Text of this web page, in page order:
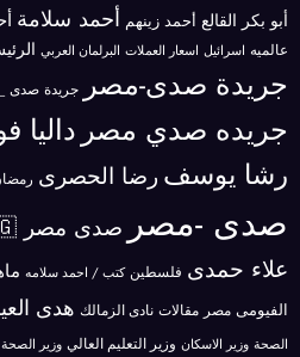
أبو بكر القالع أحمد زينهم أحمد سلامة
عالميه اسرائيل اسعار العملات البرلمان العربي
جريدة صدى-مصر جريدة صدى
جريده صدي مصر داليا
رشا يوسف رضا الحصرى
صدى -مصر صدى مصر 🇪🇬.
علاء حمدى فلسطين كتب / احمد سلامه
الفيومى مصر مقالات نادى الزمالك هدى
الصحة وزير الاسكان وزير التعليم العالي وزير الصحة